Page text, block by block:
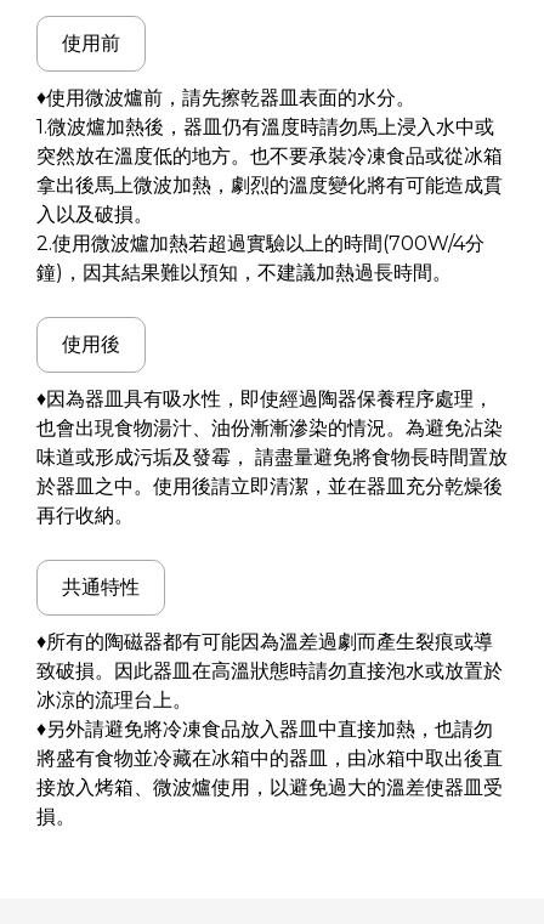
使用前
♦使用微波爐前，請先擦乾器皿表面的水分。
1.微波爐加熱後，器皿仍有溫度時請勿馬上浸入水中或
突然放在溫度低的地方。也不要承裝冷凍食品或從冰箱
拿出後馬上微波加熱，劇烈的溫度變化將有可能造成貫
入以及破損。
2.使用微波爐加熱若超過實驗以上的時間(700W/4分
鐘)，因其結果難以預知，不建議加熱過長時間。
使用後
♦因為器皿具有吸水性，即使經過陶器保養程序處理，
也會出現食物湯汁、油份漸漸滲染的情況。為避免沾染
味道或形成污垢及發霉， 請盡量避免將食物長時間置放
於器皿之中。使用後請立即清潔，並在器皿充分乾燥後
再行收納。
共通特性
♦所有的陶磁器都有可能因為溫差過劇而產生裂痕或導
致破損。因此器皿在高溫狀態時請勿直接泡水或放置於
冰涼的流理台上。
♦另外請避免將冷凍食品放入器皿中直接加熱，也請勿
將盛有食物並冷藏在冰箱中的器皿，由冰箱中取出後直
接放入烤箱、微波爐使用，以避免過大的溫差使器皿受
損。